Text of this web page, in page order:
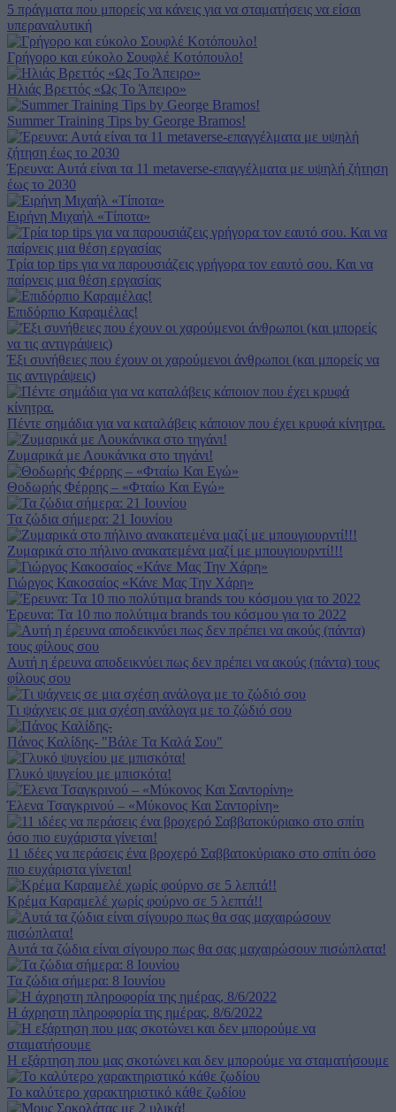
5 πράγματα που μπορείς να κάνεις για να σταματήσεις να είσαι
υπεραναλυτική
Γρήγορο και εύκολο Σουφλέ Κοτόπουλο!
Ηλιάς Βρεττός «Ως Το Άπειρο»
Summer Training Tips by George Bramos!
Έρευνα: Αυτά είναι τα 11 metaverse-επαγγέλματα με υψηλή ζήτηση
έως το 2030
Ειρήνη Μιχαήλ «Τίποτα»
Τρία top tips για να παρουσιάζεις γρήγορα τον εαυτό σου. Και να
παίρνεις μια θέση εργασίας
Επιδόρπιο Καραμέλας!
Έξι συνήθειες που έχουν οι χαρούμενοι άνθρωποι (και μπορείς να
τις αντιγράψεις)
Πέντε σημάδια για να καταλάβεις κάποιον που έχει κρυφά κίνητρα.
Ζυμαρικά με Λουκάνικα στο τηγάνι!
Θοδωρής Φέρρης – «Φταίω Και Εγώ»
Τα ζώδια σήμερα: 21 Ιουνίου
Ζυμαρικά στο πήλινο ανακατεμένα μαζί με μπουγιουρντί!!!
Γιώργος Κακοσαίος «Κάνε Μας Την Χάρη»
Έρευνα: Τα 10 πιο πολύτιμα brands του κόσμου για το 2022
Aυτή η έρευνα αποδεικνύει πως δεν πρέπει να ακούς (πάντα) τoυς
φίλους σου
Tι ψάχνεις σε μια σχέση ανάλογα με το ζώδιό σου
Πάνος Καλίδης- "Βάλε Τα Καλά Σου"
Γλυκό ψυγείου με μπισκότα!
Έλενα Τσαγκρινού – «Μύκονος Και Σαντορίνη»
11 ιδέες να περάσεις ένα βροχερό Σαββατοκύριακο στο σπίτι όσο
πιο ευχάριστα γίνεται!
Κρέμα Καραμελέ χωρίς φούρνο σε 5 λεπτά!!
Αυτά τα ζώδια είναι σίγουρο πως θα σας μαχαιρώσουν πισώπλατα!
Τα ζώδια σήμερα: 8 Ιουνίου
Η άχρηστη πληροφορία της ημέρας, 8/6/2022
Η εξάρτηση που μας σκοτώνει και δεν μπορούμε να σταματήσουμε
Το καλύτερο χαρακτηριστικό κάθε ζωδίου